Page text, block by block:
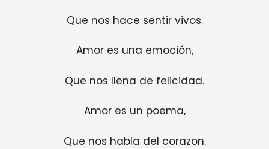
Que nos hace sentir vivos.
Amor es una emoción,
Que nos llena de felicidad.
Amor es un poema,
Que nos habla del corazon.